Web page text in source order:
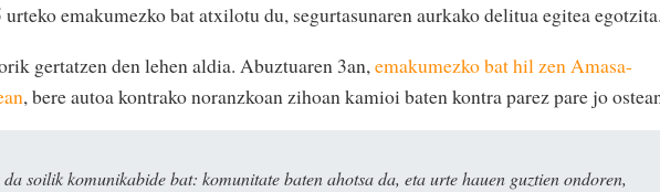
emakumezko bat atxilotu du, segurtasunaren aurkako delitua egitea egotzita.
gertatzen den lehen aldia. Abuztuaren 3an,emakumezko bat hil zen Amasa-
, bere autoa kontrako noranzkoan zihoan kamioi baten kontra parez pare jo
soilik komunikabide bat: komunitate baten ahotsa da, eta urte hauen guztien ondoren,